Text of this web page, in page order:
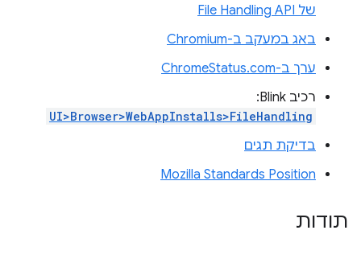
של File Handling API
באג במעקב ב-Chromium
ערך ב-ChromeStatus.com
רכיב Blink:
UI>Browser>WebAppInstalls>FileHandling
בדיקת תגים
Mozilla Standards Position
תודות